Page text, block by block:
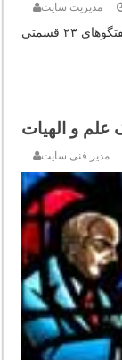
مدیریت سایت
۲۳ قسمتی
مدیر فنی سایت